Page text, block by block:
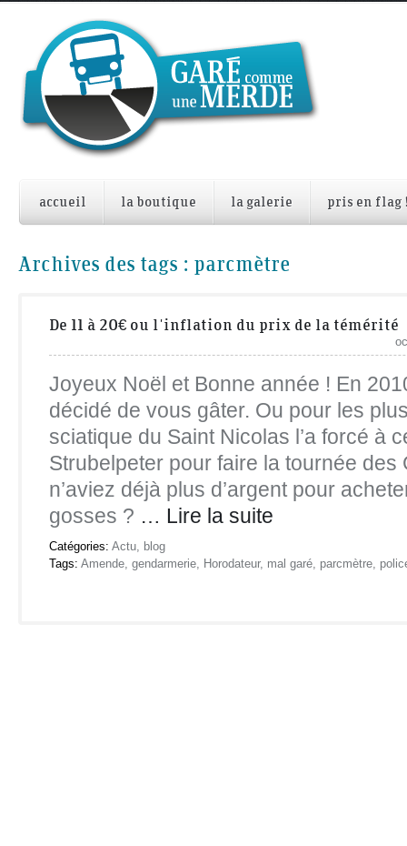
accueil la boutique la galerie pris en flag
Archives des tags : parcmètre
De 11 à 20€ ou l'inflation du prix de la témérité
Joyeux Noël et Bonne année ! En
décidé de vous gâter. Ou pour les
sciatique du Saint Nicolas l’a forcé à
Strubelpeter pour faire la tournée des
n’aviez déjà plus d’argent pour
gosses ? … Lire la suite
Catégories: Actu, blog
Tags: Amende, gendarmerie, Horodateur, mal garé, parcmètre,